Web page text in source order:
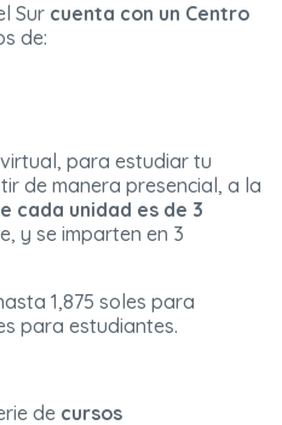
Sur cuenta con un Centro
de:
para estudiar tu
de manera presencial, a la
cada unidad es de 3
y se imparten en 3
1,875 soles para
para estudiantes.
de cursos